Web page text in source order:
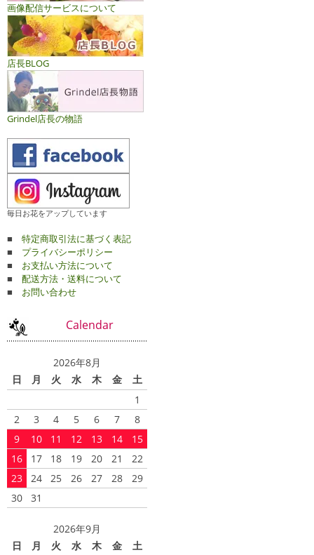
画像配信サービスについて
店長BLOG
Grindel店長の物語
毎日お花をアップしています
■ 特定商取引法に基づく表記
■ プライバシーポリシー
■ お支払い方法について
■ 配送方法・送料について
■ お問い合わせ
Calendar
2026年8月
日
月 火 水 木 金
土
1
2
3 4 5 6 7
8
9
10 11 12 13 14
15
16
17 18 19 20 21
22
23
24 25 26 27 28
29
30
31
2026年9月
日
月 火 水 木 金 土